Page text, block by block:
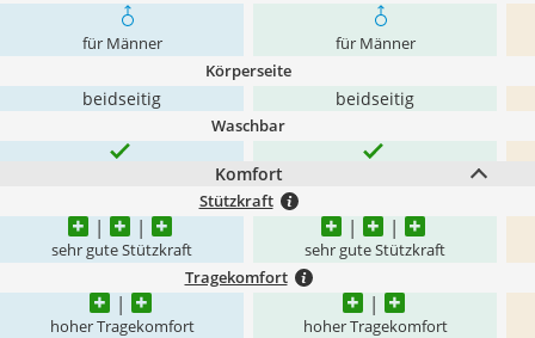
für Männer für Männer
Körperseite
beidseitig beidseitig
Waschbar
Komfort
Stützkraft
sehr gute Stützkraft sehr gute Stützkraft
Tragekomfort
hoher Tragekomfort hoher Tragekomfort